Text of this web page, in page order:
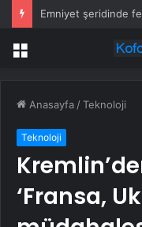
Menü
Anasayfa /Teknoloji
Teknoloji
‘Fransa,